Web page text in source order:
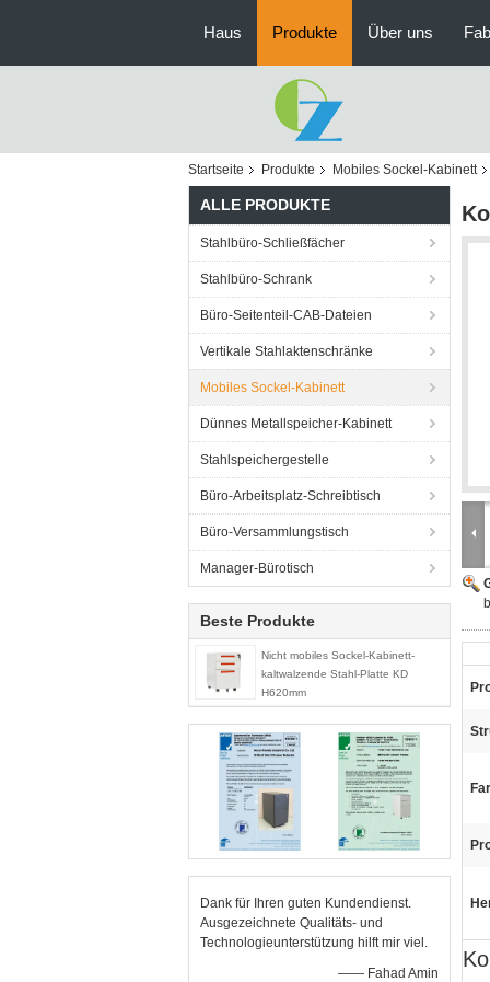
Haus Produkte Über uns
Startseite Produkte Mobiles Sockel-Kabinett
ALLE PRODUKTE
Stahlbüro-Schließfächer
Stahlbüro-Schrank
Büro-Seitenteil-CAB-Dateien
Vertikale Stahlaktenschränke
Mobiles Sockel-Kabinett
Dünnes Metallspeicher-Kabinett
Stahlspeichergestelle
Büro-Arbeitsplatz-Schreibtisch
Büro-Versammlungstisch
Manager-Bürotisch
Beste Produkte
Nicht mobiles Sockel-Kabinett-
kaltwalzende Stahl-Platte KD
H620mm
Dank für Ihren guten Kundendienst.
Ausgezeichnete Qualitäts- und
Technologieunterstützung hilft mir viel.
—— Fahad Amin